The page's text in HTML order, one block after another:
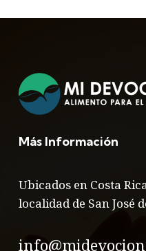
Más Información
Ubicados en Costa
localidad de San José